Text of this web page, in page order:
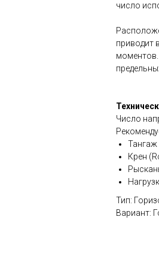
число
приводит
Число
Тангаж
Крен
Тип:
Вариант: